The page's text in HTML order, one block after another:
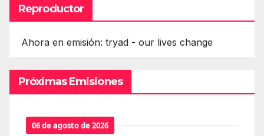
Reproductor
Ahora en emisión: tryad - our lives change
Próximas Emisiones